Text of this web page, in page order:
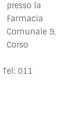
presso la
Farmacia
Comunale 9,
Corso
Tel: 011